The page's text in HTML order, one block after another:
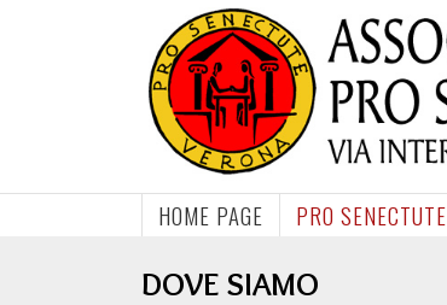
HOME PAGE PRO SENECTUTE
DOVE SIAMO